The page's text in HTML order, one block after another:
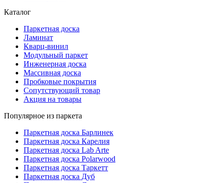
Каталог
Паркетная доска
Ламинат
Кварц-винил
Модульный паркет
Инженерная доска
Массивная доска
Пробковые покрытия
Сопутствующий товар
Акция на товары
Популярное из паркета
Паркетная доска Барлинек
Паркетная доска Карелия
Паркетная доска Lab Arte
Паркетная доска Polarwood
Паркетная доска Таркетт
Паркетная доска Дуб